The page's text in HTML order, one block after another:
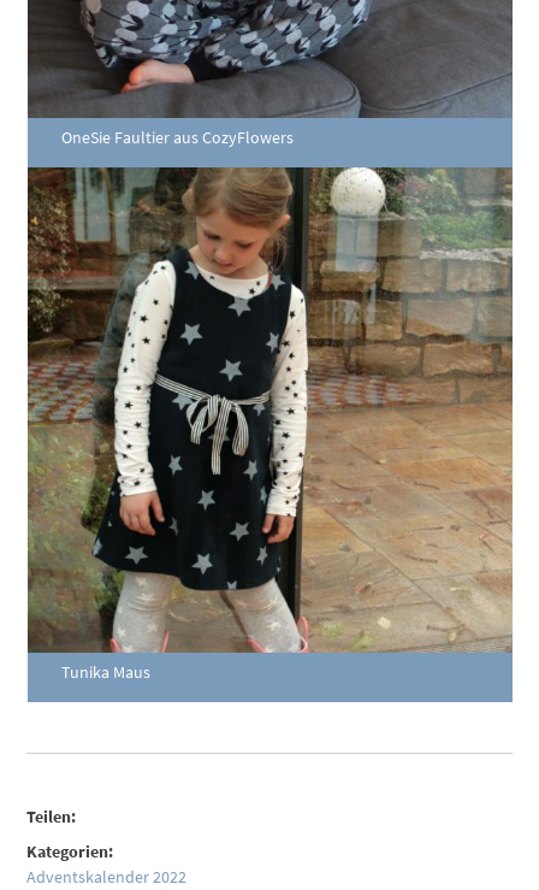
OneSie Faultier aus CozyFlowers
Tunika Maus
Teilen:
Kategorien:
Adventskalender 2022